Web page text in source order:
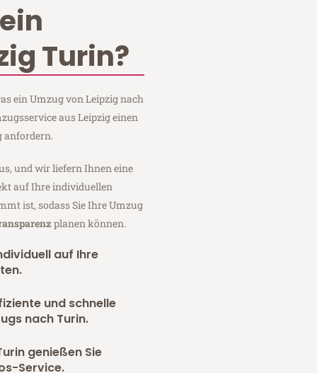
Turin?
ein Umzug von Leipzig nach
aus Leipzig einen
anfordern.
und wir liefern Ihnen eine
auf Ihre individuellen
ist, sodass Sie Ihre Umzug
planen können.
auf Ihre
und schnelle
nach Turin.
genießen Sie
Service.